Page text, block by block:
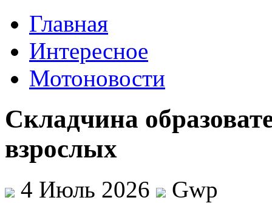
Главная
Интересное
Мотоновости
Складчина
взрослых
4 Июль 2026
Gwp